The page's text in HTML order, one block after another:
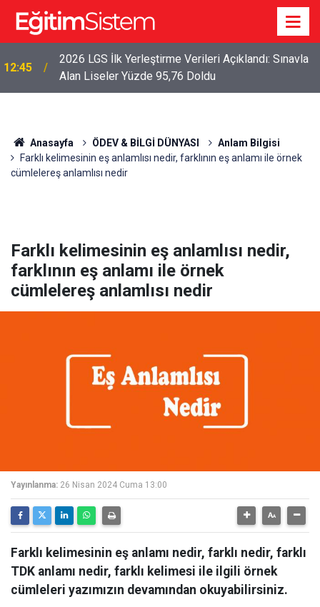
12:45
2026 LGS İlk Yerleştirme Verileri Açıklandı: Sınavla
Alan Liseler Yüzde 95,76 Doldu
Anasayfa ÖDEV & BİLGİ DÜNYASI
Anlam Bilgisi
Farklı kelimesinin eş anlamlısı nedir, farklının eş anlamı ile örnek
cümlelereş anlamlısı nedir
Farklı kelimesinin eş anlamlısı nedir,
farklının eş anlamı ile örnek
cümlelereş anlamlısı nedir
Yayınlanma: 26 Nisan 2024 Cuma 13:00
Farklı kelimesinin eş anlamı nedir, farklı nedir, farklı
TDK anlamı nedir, farklı kelimesi ile ilgili örnek
cümleleri yazımızın devamından okuyabilirsiniz.